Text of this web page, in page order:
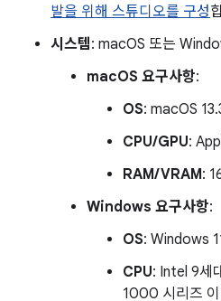
발을 위해 스튜디오를 구성
시스템: macOS 또는
macOS 요구사항:
OS: macOS
CPU/GPU:
RAM/VRAM:
Windows 요구사항:
OS: Windows
CPU: Intel 9세
1000 시리즈